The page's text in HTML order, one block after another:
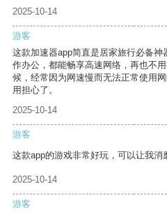
2025-10-14
游客
这款加速器app简直是居家旅行必备
作办公，都能畅享高速网络，再也不
候，经常因为网速慢而无法正常使用
用担心了。
2025-10-14
游客
这款app的游戏非常好玩，可以让我消
2025-10-14
游客